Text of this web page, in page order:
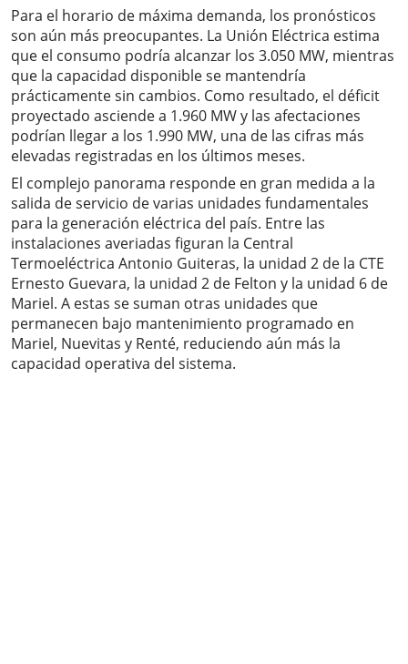
Para el horario de máxima demanda, los pronósticos
son aún más preocupantes. La Unión Eléctrica estima
que el consumo podría alcanzar los 3.050 MW, mientras
que la capacidad disponible se mantendría
prácticamente sin cambios. Como resultado, el déficit
proyectado asciende a 1.960 MW y las afectaciones
podrían llegar a los 1.990 MW, una de las cifras más
elevadas registradas en los últimos meses.
El complejo panorama responde en gran medida a la
salida de servicio de varias unidades fundamentales
para la generación eléctrica del país. Entre las
instalaciones averiadas figuran la Central
Termoeléctrica Antonio Guiteras, la unidad 2 de la CTE
Ernesto Guevara, la unidad 2 de Felton y la unidad 6 de
Mariel. A estas se suman otras unidades que
permanecen bajo mantenimiento programado en
Mariel, Nuevitas y Renté, reduciendo aún más la
capacidad operativa del sistema.